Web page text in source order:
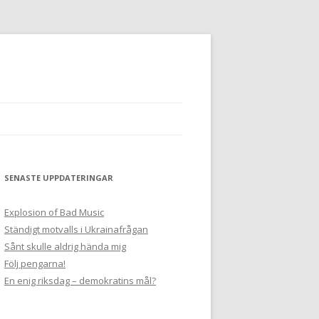
SENASTE UPPDATERINGAR
Explosion of Bad Music
Ständigt motvalls i Ukrainafrågan
Sånt skulle aldrig hända mig
Följ pengarna!
En enig riksdag – demokratins mål?